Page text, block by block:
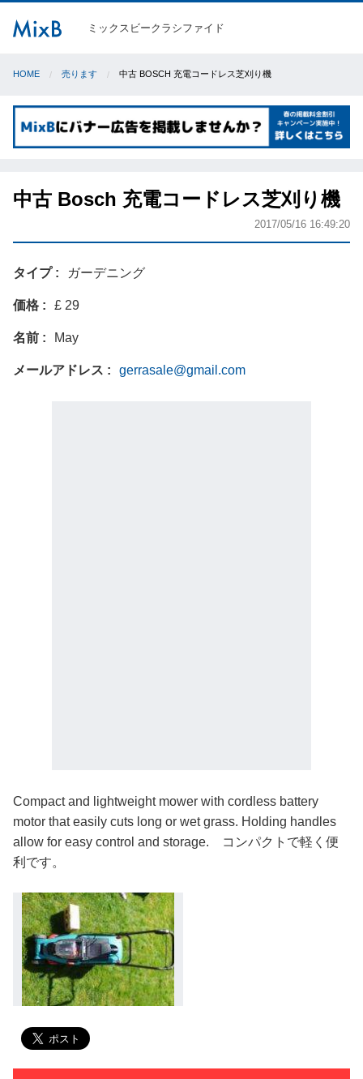
ミックスビークラシファイド
HOME 売ります 中古 BOSCH 充電コードレス芝刈り機
中古 Bosch 充電コードレス芝刈り機
2017/05/16 16:49:20
タイプ ガーデニング
価格 £ 29
名前 May
メールアドレス gerrasale@gmail.com
Compact and lightweight mower with cordless battery
motor that easily cuts long or wet grass. Holding handles
allow for easy control and storage. コンパクトで軽く便
利です。